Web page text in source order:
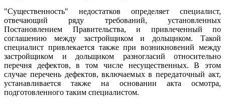
"Существенность" недостатков определяет специалист,
отвечающий ряду требований, установленных
Постановлением Правительства, и привлеченный по
соглашению между застройщиком и дольщиком. Такой
специалист привлекается также при возникновений между
застройщиком и дольщиком разногласий относительно
перечня дефектов, в том числе несущественных. В этом
случае перечень дефектов, включаемых в передаточный акт,
устанавливается также на основании акта осмотра,
подготовленного таким специалистом.